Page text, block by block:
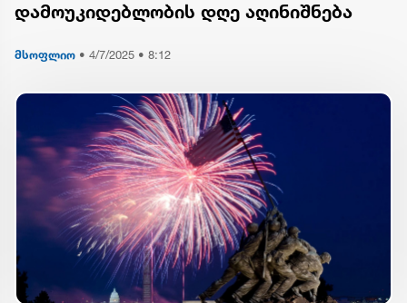
დამოუკიდებლობის დღე აღინიშნება
მსოფლიო • 4/7/2025 • 8:12